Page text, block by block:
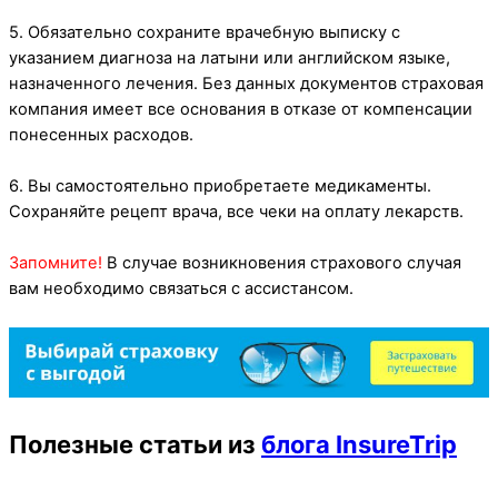
5. Обязательно сохраните врачебную выписку с
указанием диагноза на латыни или английском языке,
назначенного лечения. Без данных документов страховая
компания имеет все основания в отказе от компенсации
понесенных расходов.
6. Вы самостоятельно приобретаете медикаменты.
Сохраняйте рецепт врача, все чеки на оплату лекарств.
Запомните! В случае возникновения страхового случая
вам необходимо связаться с ассистансом.
Полезные статьи из блога InsureTrip